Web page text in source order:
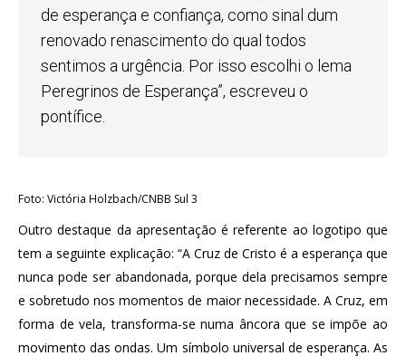
de esperança e confiança, como sinal dum
renovado renascimento do qual todos
sentimos a urgência. Por isso escolhi o lema
Peregrinos de Esperança”, escreveu o
pontífice.
Foto: Victória Holzbach/CNBB Sul 3
Outro destaque da apresentação é referente ao logotipo que
tem a seguinte explicação: “A Cruz de Cristo é a esperança que
nunca pode ser abandonada, porque dela precisamos sempre
e sobretudo nos momentos de maior necessidade. A Cruz, em
forma de vela, transforma-se numa âncora que se impõe ao
movimento das ondas. Um símbolo universal de esperança. As